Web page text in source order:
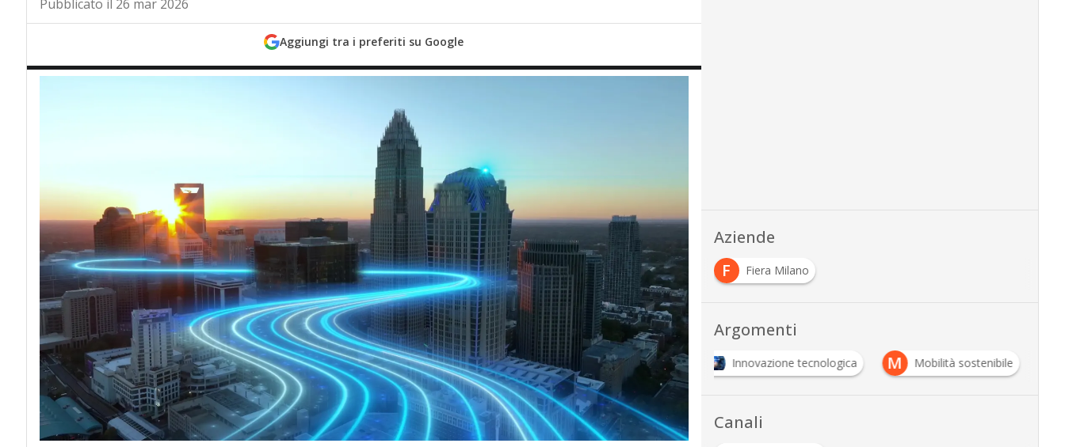
Pubblicato il 26 mar 2026
Aggiungi tra i preferiti su Google
Aziende
F
Fiera Milano
Argomenti
Innovazione tecnologica M Mobilità sostenibile
Canali